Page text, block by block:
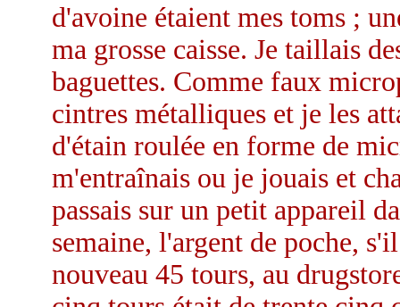
d'avoine étaient mes toms ;
ma grosse caisse. Je taillais
baguettes. Comme faux
cintres métalliques et je les
d'étain roulée en forme de
m'entraînais ou je jouais et
passais sur un petit appareil
semaine, l'argent de poche,
nouveau 45 tours, au